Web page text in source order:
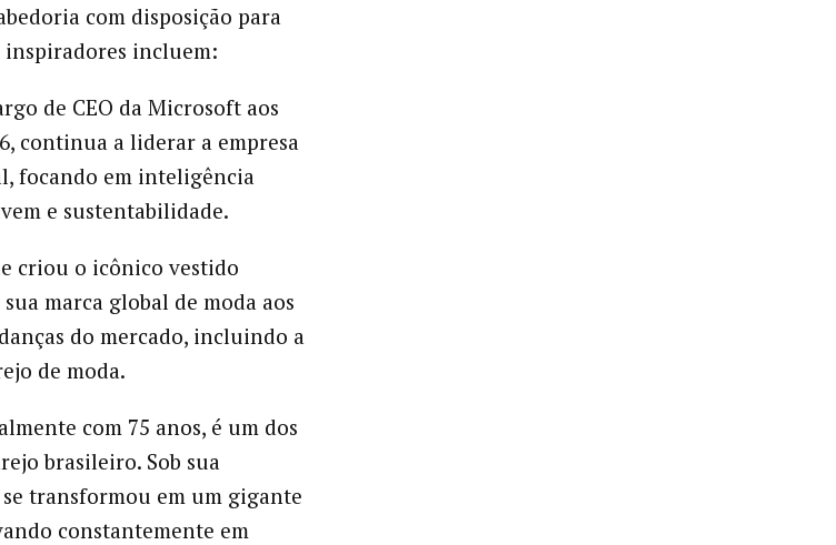
com disposição para
inspiradores incluem:
de CEO da Microsoft aos
continua a liderar a empresa
focando em inteligência
e sustentabilidade.
criou o icônico vestido
marca global de moda aos
do mercado, incluindo a
de moda.
com 75 anos, é um dos
brasileiro. Sob sua
transformou em um gigante
constantemente em